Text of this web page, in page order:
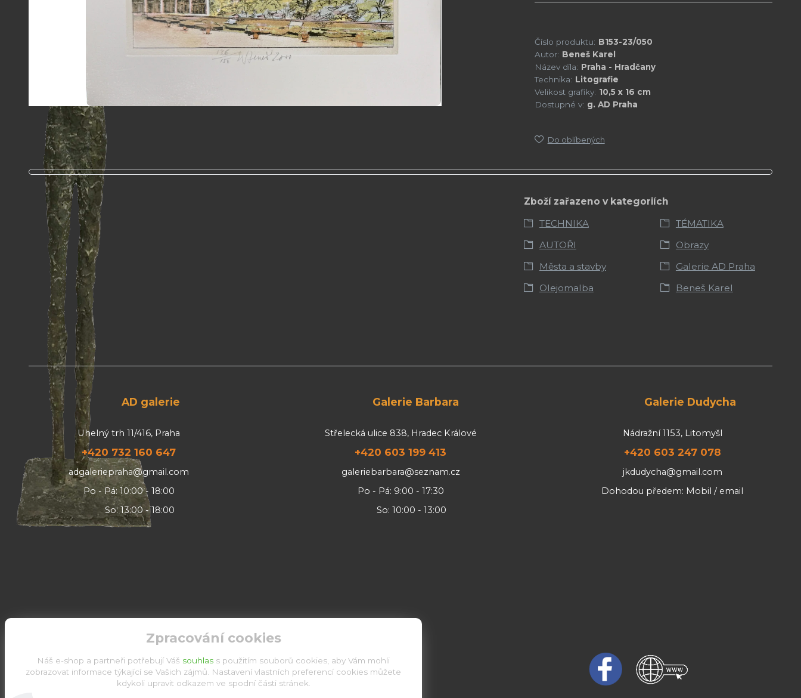
Číslo produktu: B153-23/050
Autor: Beneš Karel
Název díla: Praha - Hradčany
Technika: Litografie
Velikost grafiky: 10,5 x 16 cm
Dostupné v: g. AD Praha
Do oblíbených
Zboží zařazeno v kategoriích
TECHNIKA
TÉMATIKA
AUTOŘI
Obrazy
Města a stavby
Galerie AD Praha
Olejomalba
Beneš Karel
AD galerie
Uhelný trh 11/416, Praha
+420 732 160 647
adgaleriepraha@gmail.com
Po - Pá: 10:00 - 18:00
So: 13:00 - 18:00
Galerie Barbara
Střelecká ulice 838, Hradec Králové
+420 603 199 413
galeriebarbara@seznam.cz
Po - Pá: 9:00 - 17:30
So: 10:00 - 13:00
Galerie Dudycha
Nádražní 1153, Litomyšl
+420 603 247 078
jkdudycha@gmail.com
Dohodou předem: Mobil / email
Zpracování cookies
Náš e-shop a partneři potřebují Váš souhlas s použitím souborů cookies, aby Vám mohli
zobrazovat informace týkající se Vašich zájmů. Nastavení vlastních preferencí cookies můžete
kdykoli upravit odkazem ve spodní části stránek.